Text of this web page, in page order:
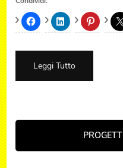
Leggi Tutto